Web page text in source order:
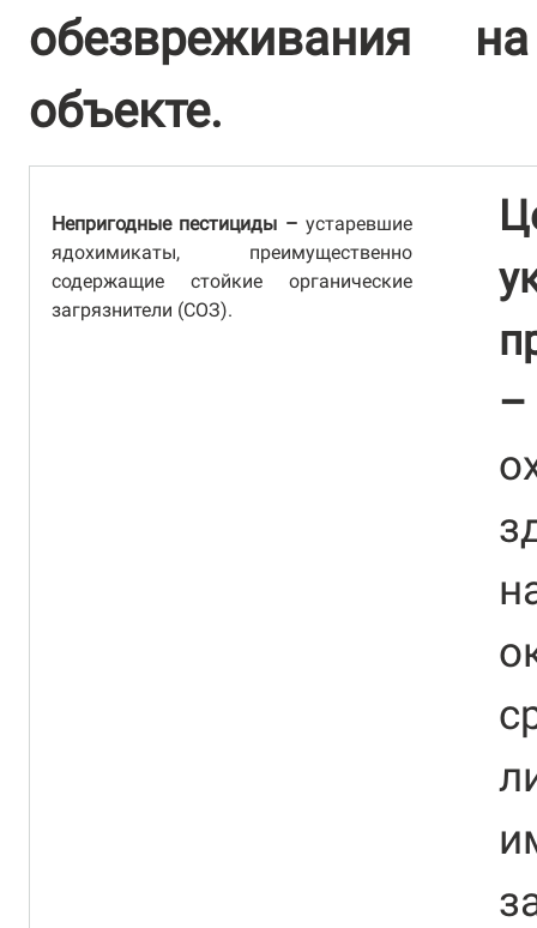
обезвреживания
объекте.
Непригодные пестициды – устаревшие
ядохимикаты, преимущественно
содержащие стойкие органические
загрязнители (СОЗ).
–